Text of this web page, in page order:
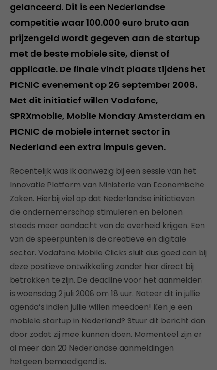
gelanceerd. Dit is een Nederlandse
competitie waar 100.000 euro bruto aan
prijzengeld wordt gegeven aan de startup
met de beste mobiele site, dienst of
applicatie. De finale vindt plaats tijdens het
PICNIC evenement op 26 september 2008.
Met dit initiatief willen Vodafone,
SPRXmobile, Mobile Monday Amsterdam en
PICNIC de mobiele internet sector in
Nederland een extra impuls geven.
Recentelijk was ik aanwezig bij een sessie van het
Innovatie Platform van Ministerie van Economische
Zaken. Hierbij viel op dat Nederlandse initiatieven
die ondernemerschap stimuleren en belonen
steeds meer aandacht van de overheid krijgen. Een
van de speerpunten is de creatieve en digitale
sector. Vodafone Mobile Clicks sluit dus goed aan bij
deze positieve ontwikkeling zonder hier direct bij
betrokken te zijn. De deadline voor het aanmelden
is woensdag 2 juli 2008 om 18 uur. Noteer dit in jullie
agenda’s indien jullie willen meedoen! Ken je een
mobiele startup in Nederland? Stuur dit bericht dan
door zodat zij mee kunnen doen. Momenteel zijn er
al meer dan 20 Nederlandse aanmeldingen
hetgeen bemoedigend is.